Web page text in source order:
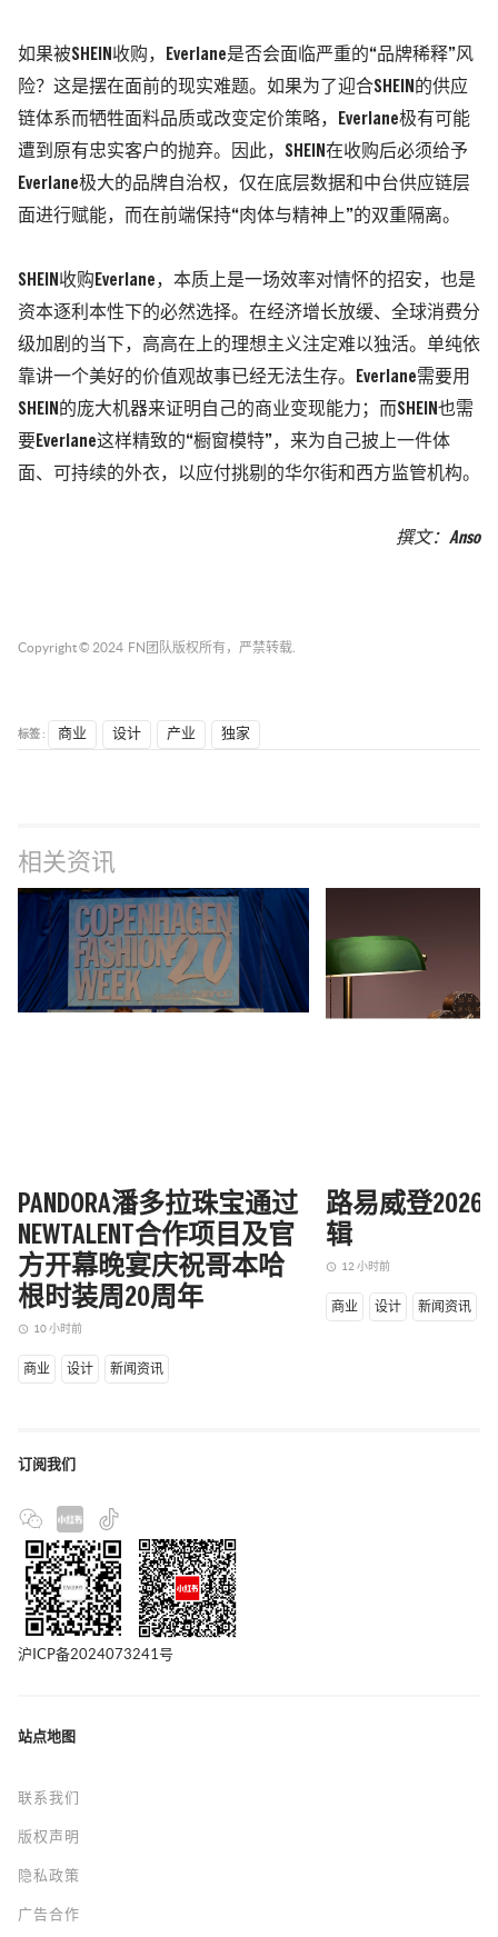
如果被SHEIN收购，Everlane是否会面临严重的“品牌稀释”风
险？这是摆在面前的现实难题。如果为了迎合SHEIN的供应
链体系而牺牲面料品质或改变定价策略，Everlane极有可能
遭到原有忠实客户的抛弃。
因此，SHEIN在收购后必须给予
Everlane极大的品牌自治权，仅在底层数据和中台供应链层
面进行赋能，而在前端保持“肉体与精神上”的双重隔离。
SHEIN收购Everlane，本质上是一场效率对情怀的招安，也是
资本逐利本性下的必然选择。在经济增长放缓、全球消费分
级加剧的当下，高高在上的理想主义注定难以独活。单纯依
靠讲一个美好的价值观故事已经无法生存。Everlane需要用
SHEIN的庞大机器来证明自己的商业变现能力；而SHEIN也需
要Everlane这样精致的“橱窗模特”，来为自己披上一件体
面、可持续的外衣，以应付挑剔的华尔街和西方监管机构。
撰文：Anso
Copyright © 2024 FN团队 版权所有，严禁转载.
标签 : 商业 设计 产业 独家
相关资讯
PANDORA潘多拉珠宝通过
NEWTALENT合作项目及官
方开幕晚宴庆祝哥本哈
根时装周20周年
access_time 10 小时前
商业 设计 新闻资讯
路易威登2026
辑
access_time 12 小时前
商业 设计 新闻资讯
订阅我们
沪ICP备2024073241号
站点地图
联系我们
版权声明
隐私政策
广告合作